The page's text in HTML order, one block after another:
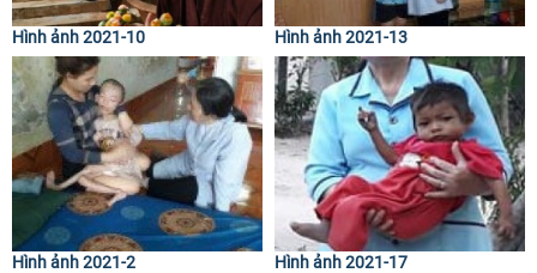
Hình ảnh 2021-10 Hình ảnh 2021-13
Hình ảnh 2021-2 Hình ảnh 2021-17